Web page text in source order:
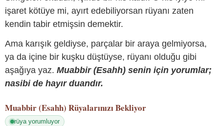
işaret kötüye mi, ayırt edebiliyorsan rüyanı zaten
kendin tabir etmişsin demektir.
Ama karışık geldiyse, parçalar bir araya gelmiyorsa,
ya da içine bir kuşku düştüyse, rüyanı olduğu gibi
aşağıya yaz. Muabbir (Esahh) senin için yorumlar;
nasibi de hayır duandır.
Muabbir (Esahh) Rüyalarınızı Bekliyor
rüya yorumluyor